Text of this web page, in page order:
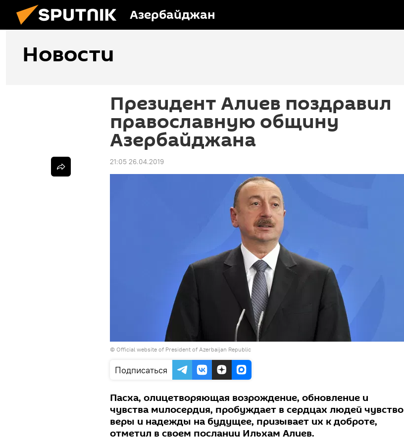
Азербайджан
Новости
Президент Алиев поздравил
православную общину
Азербайджана
21:05 26.04.2019
© Official website of President of Azerbaijan Republic
Подписаться
Пасха, олицетворяющая возрождение, обновление и
чувства милосердия, пробуждает в сердцах людей чувство
веры и надежды на будущее, призывает их к доброте,
отметил в своем послании Ильхам Алиев.